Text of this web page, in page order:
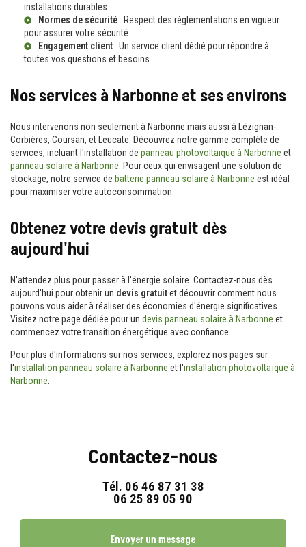
installations durables.
Normes de sécurité : Respect des réglementations en vigueur
pour assurer votre sécurité.
Engagement client : Un service client dédié pour répondre à
toutes vos questions et besoins.
Nos services à Narbonne et ses environs
Nous intervenons non seulement à Narbonne mais aussi à Lézignan-
Corbières, Coursan, et Leucate. Découvrez notre gamme complète de
services, incluant l'installation de panneau photovoltaique à Narbonne et
panneau solaire à Narbonne . Pour ceux qui envisagent une solution de
stockage, notre service de batterie panneau solaire à Narbonne est idéal
pour maximiser votre autoconsommation.
Obtenez votre devis gratuit dès
aujourd'hui
N'attendez plus pour passer à l'énergie solaire. Contactez-nous dès
aujourd'hui pour obtenir un devis gratuitet découvrir comment nous
pouvons vous aider à réaliser des économies d'énergie significatives.
Visitez notre page dédiée pour un devis panneau solaire à Narbonne et
commencez votre transition énergétique avec confiance.
Pour plus d'informations sur nos services, explorez nos pages sur
l'installation panneau solaire à Narbonne et l'installation photovoltaïque à
Narbonne
Contactez-nous
Tél. 06 46 87 31 38
06 25 89 05 90
Envoyer un message